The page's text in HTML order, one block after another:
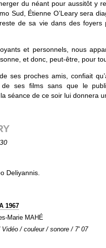
du néant pour aussitôt y
Sud, Étienne O’Leary sera
de sa vie dans des foyers
et personnels, nous
et donc, peut-être, pour
ses proches amis, confiait
ses films sans que le
séance de ce soir lui donnera
Deliyannis.
1967
Marie MAHÉ
Vidéo / couleur / sonore / 7' 07